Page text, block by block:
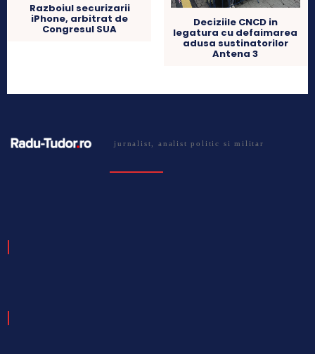
Razboiul securizarii
iPhone, arbitrat de
Congresul SUA
Deciziile CNCD in
legatura cu defaimarea
adusa sustinatorilor
Antena 3
jurnalist, analist politic si militar